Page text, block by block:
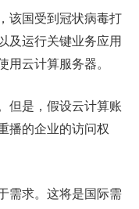
该国受到冠状病毒打
及运行关键业务应用
用云计算服务器。
但是，假设云计算账
播的企业的访问权
需求。这将是国际需